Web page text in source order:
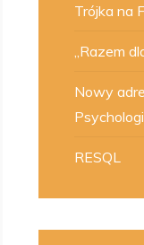
Trójka na
„Razem
Nowy
RESQL